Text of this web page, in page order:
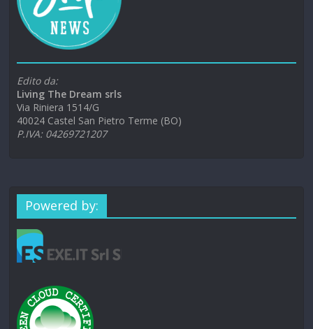
Edito da:
Living The Dream srls
Via Riniera 1514/G
40024 Castel San Pietro Terme (BO)
P.IVA: 04269721207
Powered by: